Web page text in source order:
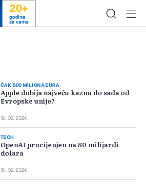
20+
godina
sa vama
ČAK 500 MILIONA EURA
Apple dobija najveću kaznu do sada od
Evropske unije?
19. 02. 2024.
TECH
OpenAI procijenjen na 80 milijardi
dolara
18. 02. 2024.